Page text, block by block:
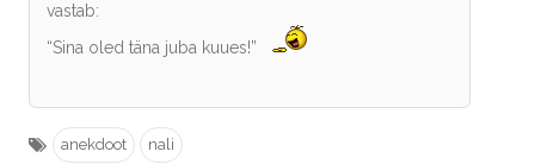
vastab:
“Sina oled täna juba kuues!”
anekdoot nali